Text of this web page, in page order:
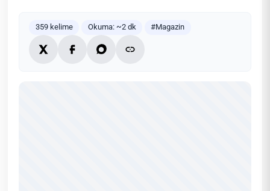
359 kelime Okuma: ~2 dk #Magazin